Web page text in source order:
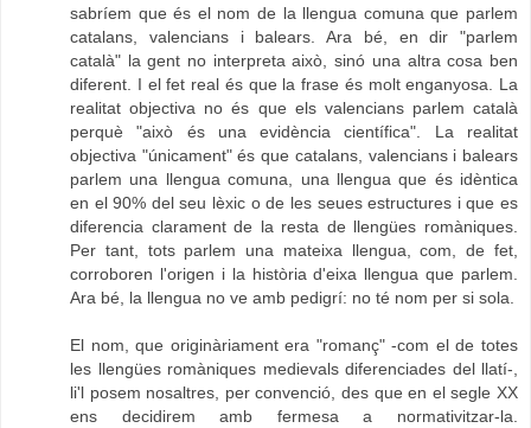
sabríem que és el nom de la llengua comuna que parlem
catalans, valencians i balears. Ara bé, en dir "parlem
català" la gent no interpreta això, sinó una altra cosa ben
diferent. I el fet real és que la frase és molt enganyosa. La
realitat objectiva no és que els valencians parlem català
perquè "això és una evidència científica". La realitat
objectiva "únicament" és que catalans, valencians i balears
parlem una llengua comuna, una llengua que és idèntica
en el 90% del seu lèxic o de les seues estructures i que es
diferencia clarament de la resta de llengües romàniques.
Per tant, tots parlem una mateixa llengua, com, de fet,
corroboren l'origen i la història d'eixa llengua que parlem.
Ara bé, la llengua no ve amb pedigrí: no té nom per si sola.
El nom, que originàriament era "romanç" -com el de totes
les llengües romàniques medievals diferenciades del llatí-,
li'l posem nosaltres, per convenció, des que en el segle XX
ens decidirem amb fermesa a normativitzar-la.